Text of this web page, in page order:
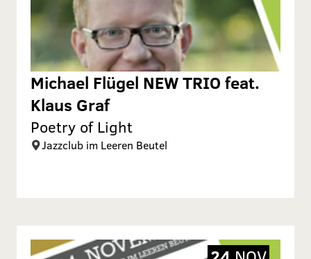
Michael Flügel NEW TRIO feat.
Klaus Graf
Poetry of Light
Jazzclub im Leeren Beutel